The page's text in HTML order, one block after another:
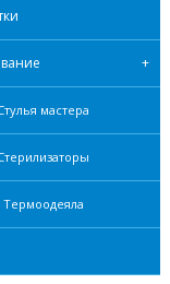
мастера
Термоодеяла